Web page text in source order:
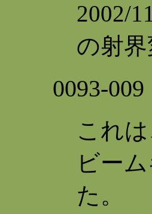
2002/
の射
0093-009
これ
ビー
た。